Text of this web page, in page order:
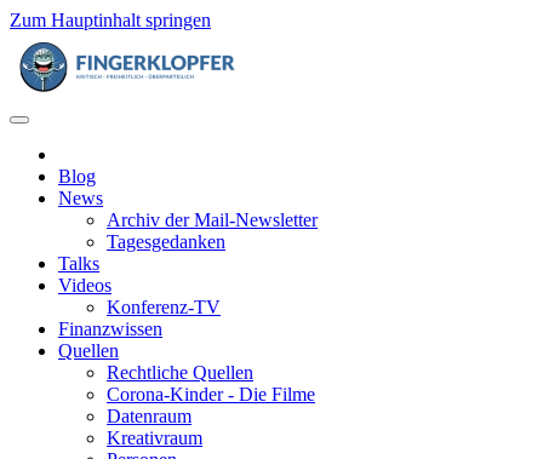
Zum Hauptinhalt springen
Blog
News
Archiv der Mail-Newsletter
Tagesgedanken
Talks
Videos
Konferenz-TV
Finanzwissen
Quellen
Rechtliche Quellen
Corona-Kinder - Die Filme
Datenraum
Kreativraum